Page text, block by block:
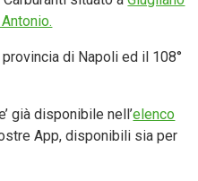
provincia di Napoli ed il 108°
già disponibile nell’elenco
App, disponibili sia per